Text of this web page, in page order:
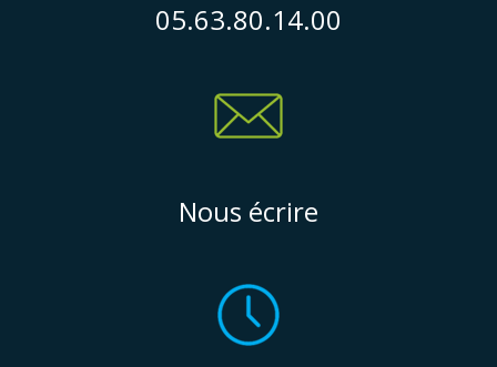
05.63.80.14.00
Nous écrire